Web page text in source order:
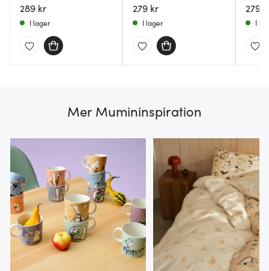
289 kr
I lager
279 kr
I lager
279
I
Mer Mumininspiration